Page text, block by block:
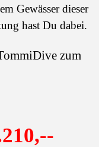
Gewässer dieser
hast Du dabei.
zum